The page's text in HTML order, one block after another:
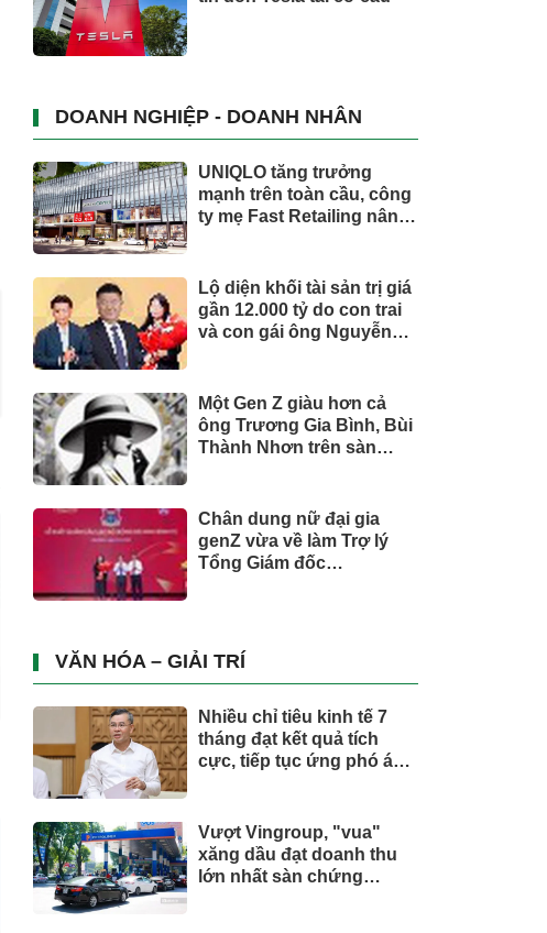
DOANH NGHIỆP - DOANH NHÂN
UNIQLO tăng trưởng
mạnh trên toàn cầu, công
ty mẹ Fast Retailing nâng
Lộ diện khối tài sản trị giá
gần 12.000 tỷ do con trai
và con gái ông Nguyễn
Một Gen Z giàu hơn cả
ông Trương Gia Bình, Bùi
Thành Nhơn trên sàn
Chân dung nữ đại gia
genZ vừa về làm Trợ lý
Tổng Giám đốc
trụ, nắm giữ khối tài sản
hàng nghìn tỷ
VĂN HÓA – GIẢI TRÍ
Nhiều chỉ tiêu kinh tế 7
tháng đạt kết quả tích
cực, tiếp tục ứng phó áp
Vượt Vingroup, "vua"
xăng dầu đạt doanh thu
lớn nhất sàn chứng